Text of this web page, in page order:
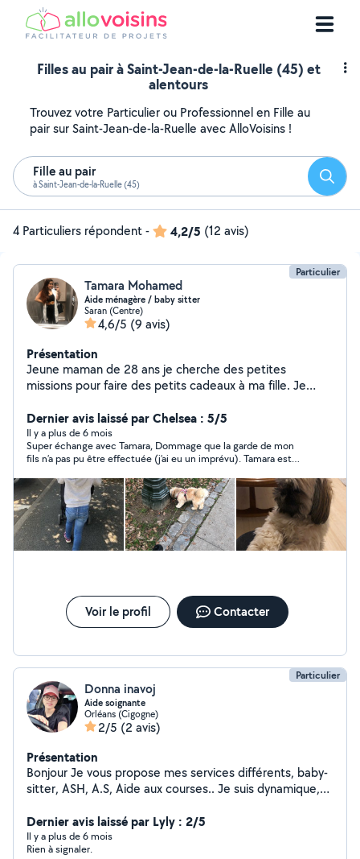
Filles au pair à Saint-Jean-de-la-Ruelle (45) et
alentours
Trouvez votre Particulier ou Professionnel en Fille au
pair sur Saint-Jean-de-la-Ruelle avec AlloVoisins !
Fille au pair
à Saint-Jean-de-la-Ruelle (45)
4 Particuliers répondent- 4,2/5 (12 avis)
Particulier
Tamara Mohamed
Aide ménagère / baby sitter
Saran (Centre)
4,6/5 (9 avis)
Présentation
Jeune maman de 28 ans je cherche des petites
missions pour faire des petits cadeaux à ma fille. Je
pendant un séjour, de m'occuper de vos enfants avant
ou après l'école, ou même vous donner un petit coup
de main pour des petits travaux, petites courses ou
même des balades ! Diplômée d'un bac pro métier de la
mode, passionnée par les enfants, la musique et j'adore
lire. Amoureuse des animaux, j'en ai toujours eu, petit
chien, chats, hamster, poisson
Dernier avis laissé par Chelsea : 5/5
Il y a plus de 6 mois
Super échange avec Tamara, Dommage que la garde de mon
fils n’a pas pu être effectuée (j’ai eu un imprévu). Tamara est
Voir le profil Contacter
Particulier
Donna inavoj
Aide soignante
Orléans (Cigogne)
2/5 (2 avis)
Présentation
Bonjour Je vous propose mes services différents, baby-
sitter, ASH, A.S, Aide aux courses.. Je suis dynamique,
Dernier avis laissé par Lyly : 2/5
Il y a plus de 6 mois
Rien à signaler.